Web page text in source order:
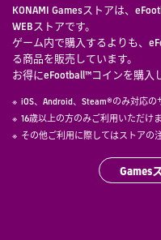
KONAMI Gamesストアは、
WEBストアです。
ゲーム内で購入するよりも、
る商品を販売しています。
お得にeFootball™コインを購入
iOS、Android、Steam®のみ対応の
16歳以上の方のみご利用いただけま
その他ご利用に際してはストアの
Games